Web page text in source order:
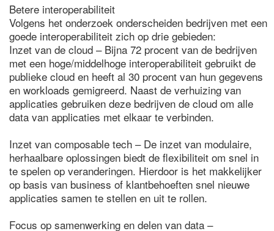
Betere interoperabiliteit
Volgens het onderzoek onderscheiden bedrijven met een
goede interoperabiliteit zich op drie gebieden:
Inzet van de cloud – Bijna 72 procent van de bedrijven
met een hoge/middelhoge interoperabiliteit gebruikt de
publieke cloud en heeft al 30 procent van hun gegevens
en workloads gemigreerd. Naast de verhuizing van
applicaties gebruiken deze bedrijven de cloud om alle
data van applicaties met elkaar te verbinden.
Inzet van composable tech – De inzet van modulaire,
herhaalbare oplossingen biedt de flexibiliteit om snel in
te spelen op veranderingen. Hierdoor is het makkelijker
op basis van business of klantbehoeften snel nieuwe
applicaties samen te stellen en uit te rollen.
Focus op samenwerking en delen van data –